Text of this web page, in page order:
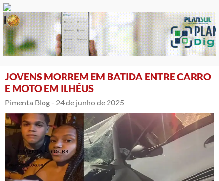
JOVENS MORREM EM BATIDA ENTRE CARRO
E MOTO EM ILHÉUS
Pimenta Blog - 24 de junho de 2025